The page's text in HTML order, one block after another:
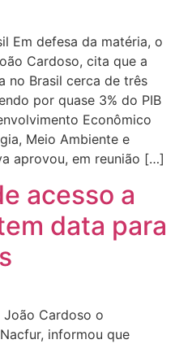
Em defesa da matéria, o
Cardoso, cita que a
no Brasil cerca de três
por quase 3% do PIB
Econômico
Meio Ambiente e
aprovou, em reunião […]
acesso a
data para
Cardoso o
informou que